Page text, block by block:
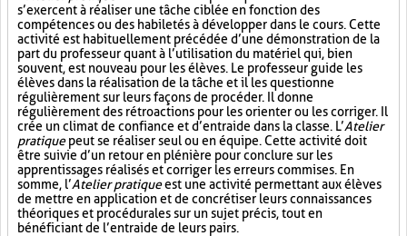
s’exercent à réaliser une tâche ciblée en fonction des
compétences ou des habiletés à développer dans le cours. Cette
activité est habituellement précédée d’une démonstration de la
part du professeur quant à l’utilisation du matériel qui, bien
souvent, est nouveau pour les élèves. Le professeur guide les
élèves dans la réalisation de la tâche et il les questionne
régulièrement sur leurs façons de procéder. Il donne
régulièrement des rétroactions pour les orienter ou les corriger. Il
crée un climat de confiance et d’entraide dans la classe. L’Atelier
pratiquepeut se réaliser seul ou en équipe. Cette activité doit
être suivie d’un retour en plénière pour conclure sur les
apprentissages réalisés et corriger les erreurs commises. En
somme, l’Atelier pratiqueest une activité permettant aux élèves
de mettre en application et de concrétiser leurs connaissances
théoriques et procédurales sur un sujet précis, tout en
bénéficiant de l’entraide de leurs pairs.